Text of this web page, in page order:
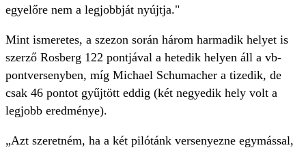
egyelőre nem a legjobbját nyújtja."
Mint ismeretes, a szezon során három harmadik helyet is
szerző Rosberg 122 pontjával a hetedik helyen áll a vb-
pontversenyben, míg Michael Schumacher a tizedik, de
csak 46 pontot gyűjtött eddig (két negyedik hely volt a
legjobb eredménye).
„Azt szeretném, ha a két pilótánk versenyezne egymással,